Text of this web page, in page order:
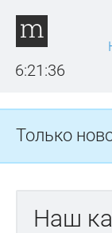
6:21:36
Hi-
Только
Наш